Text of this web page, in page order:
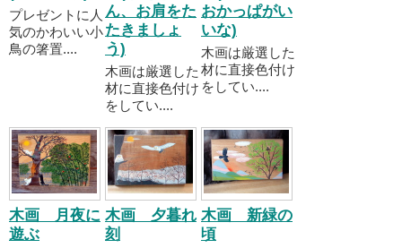
プレゼントに人
気のかわいい小
鳥の箸置....
ん、お肩をた
たきましょ
う)
木画は厳選した
材に直接色付け
をしてい....
おかっぱがい
いな)
木画は厳選した
材に直接色付け
をしてい....
木画 月夜に
遊ぶ
木画 夕暮れ
刻
木画 新緑の
頃